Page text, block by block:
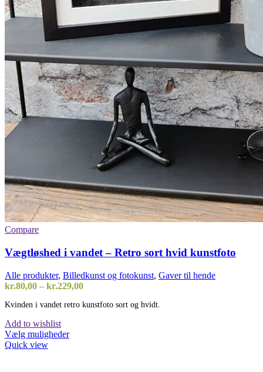
Compare
Vægtløshed i vandet – Retro sort hvid kunstfoto
Alle produkter, Billedkunst og fotokunst, Gaver til hende
kr.80,00 – kr.229,00Prisinterval:
til
Kvinden i vandet retro kunstfoto sort og hvidt.
Add to wishlist
Vælg mulighederDette
Quick view